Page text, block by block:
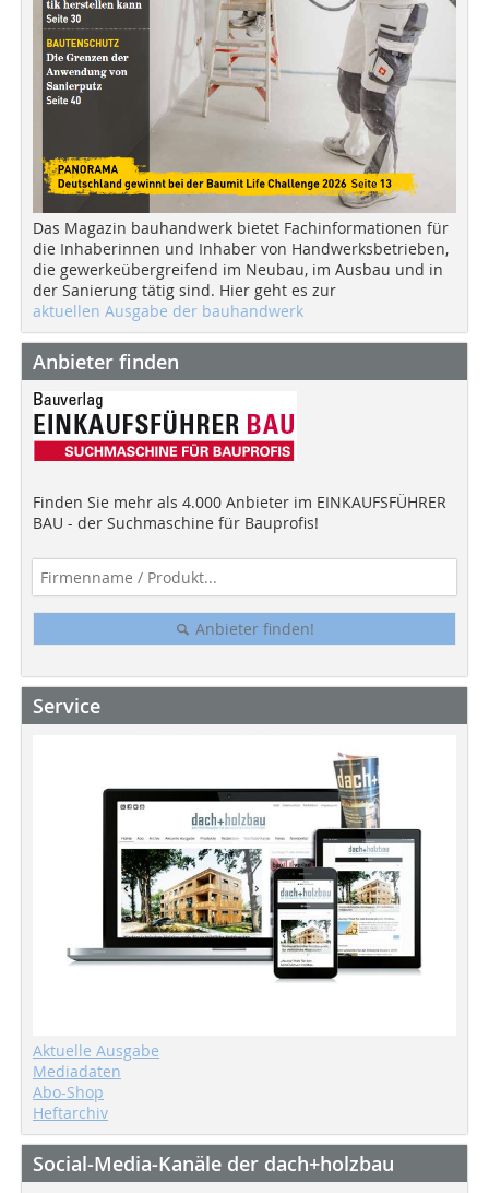
Das Magazin bauhandwerk bietet Fachinformationen für
die Inhaberinnen und Inhaber von Handwerksbetrieben,
die gewerkeübergreifend im Neubau, im Ausbau und in
der Sanierung tätig sind. Hier geht es zur
aktuellen Ausgabe der bauhandwerk
Anbieter finden
Finden Sie mehr als 4.000 Anbieter im EINKAUFSFÜHRER
BAU - der Suchmaschine für Bauprofis!
Anbieter finden!
Service
Aktuelle Ausgabe
Mediadaten
Abo-Shop
Heftarchiv
Social-Media-Kanäle der dach+holzbau